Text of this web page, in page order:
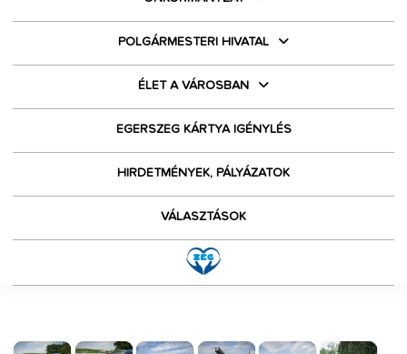
POLGÁRMESTERI HIVATAL
ÉLET A VÁROSBAN
EGERSZEG KÁRTYA IGÉNYLÉS
HIRDETMÉNYEK, PÁLYÁZATOK
VÁLASZTÁSOK